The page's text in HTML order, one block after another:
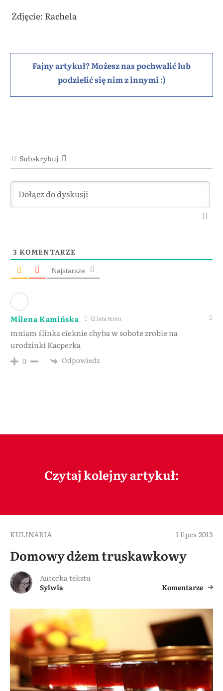
Zdjęcie: Rachela
Fajny artykuł? Możesz nas pochwalić lub
podzielić się nim z innymi :)
Subskrybuj
3 KOMENTARZE
Najstarsze
Milena Kamińska 12 lata temu
mniam ślinka cieknie chyba w sobote zrobie na
urodzinki Kacperka
0 Odpowiedz
Czytaj kolejny artykuł:
KULINARIA 1 lipca 2013
Domowy dżem truskawkowy
Autorka tekstu
Sylwia
Komentarze